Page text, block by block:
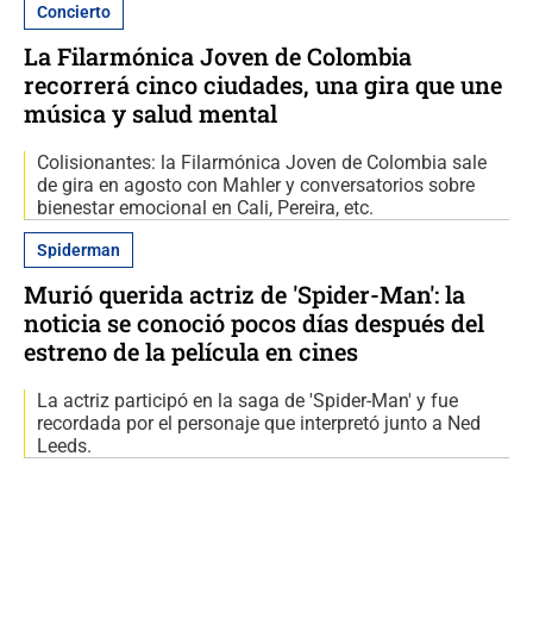
Concierto
La Filarmónica Joven de Colombia
recorrerá cinco ciudades, una gira que une
música y salud mental
Colisionantes: la Filarmónica Joven de Colombia sale
de gira en agosto con Mahler y conversatorios sobre
bienestar emocional en Cali, Pereira, etc.
Spiderman
Murió querida actriz de 'Spider-Man': la
noticia se conoció pocos días después del
estreno de la película en cines
La actriz participó en la saga de 'Spider-Man' y fue
recordada por el personaje que interpretó junto a Ned
Leeds.